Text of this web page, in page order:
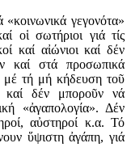
«κοινωνικά γεγονότα»
οἱ σωτήριοι γιά τίς
καί αἰώνιοι καί δέν
καί στά προσωπικά
μέ τή μή κήδευση τοῦ
καί δέν μποροῦν νά
«ἀγαπολογία». Δέν
αὐστηροί κ.α. Τό
ὕψιστη ἀγάπη, γιά